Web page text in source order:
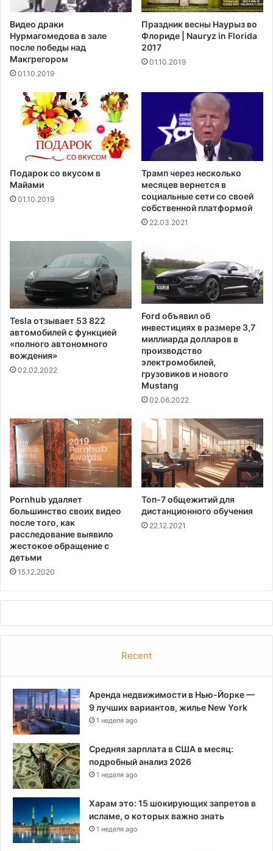
с
п
о
р
т
а
р
о
и
а
е
т
г
о
,
к
а
к
е
у
р
о
д
о
в
а
л
и
е
е
ж
с
н
ы
е
с
о
б
а
к
и
Видео драки
Нурмагомедова в зале
после победы над
Макгрегором‍
01.10.2019
Праздник весны Наурыз во
Флориде | Nauryz in Florida
2017
01.10.2019
Подарок со вкусом в
Майами
01.10.2019
Трамп через несколько
месяцев вернется в
социальные сети со своей
собственной платформой
22.03.2021
Tesla отзывает 53 822
автомобилей с функцией
«полного автономного
вождения»
02.02.2022
Ford объявил об
инвестициях в размере 3,7
миллиарда долларов в
производство
электромобилей,
грузовиков и нового
Mustang
02.06.2022
Pornhub удаляет
большинство своих видео
после того, как
расследование выявило
жестокое обращение с
детьми
15.12.2020
Топ-7 общежитий для
дистанционного обучения
22.12.2021
Recent
Аренда недвижимости в Нью-Йорке —
9 лучших вариантов, жилье New York
1 неделя ago
Средняя зарплата в США в месяц:
подробный анализ 2026
1 неделя ago
Харам это: 15 шокирующих запретов в
исламе, о которых важно знать
1 неделя ago